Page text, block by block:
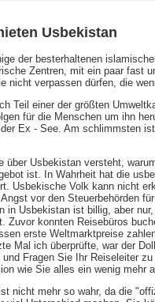
Usbekistan
der besterhaltenen
Zentren, mit ein paar fast
nicht verpassen dürfen, die
Teil einer der größten
für die Menschen um ihn
Ex - See. Am schlimmsten
über Usbekistan versteht,
ist. In Wahrheit hat die
Usbekische Volk kann nicht
vor den Steuerbehörden
in Usbekistan ist billig, aber
Zuvor konnten Reisebüros
erste Weltmarktpreise
Mal ich überprüfte, war der
Fragen Sie Ihr Reiseleiter
wie Sie alles ein wenig mehr
nicht mehr so wahr, da die